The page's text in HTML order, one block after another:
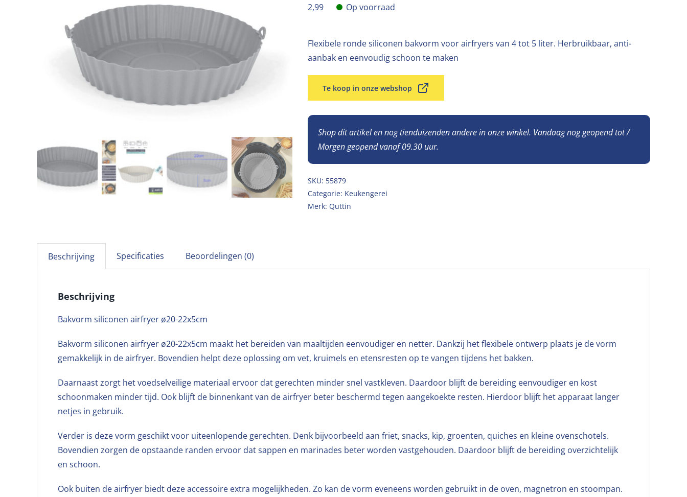
2,99 Op voorraad
Flexibele ronde siliconen bakvorm voor airfryers van 4 tot 5 liter. Herbruikbaar, anti-
aanbak en eenvoudig schoon te maken
Te koop in onze webshop
Shop dit artikel en nog tienduizenden andere in onze winkel. Vandaag nog geopend tot /
Morgen geopend vanaf 09.30 uur.
SKU: 55879
Categorie: Keukengerei
Merk: Quttin
Beschrijving Specificaties Beoordelingen (0)
Beschrijving
Bakvorm siliconen airfryer ø20-22x5cm
Bakvorm siliconen airfryer ø20-22x5cm maakt het bereiden van maaltijden eenvoudiger en netter. Dankzij het flexibele ontwerp plaats je de vorm
gemakkelijk in de airfryer. Bovendien helpt deze oplossing om vet, kruimels en etensresten op te vangen tijdens het bakken.
Daarnaast zorgt het voedselveilige materiaal ervoor dat gerechten minder snel vastkleven. Daardoor blijft de bereiding eenvoudiger en kost
schoonmaken minder tijd. Ook blijft de binnenkant van de airfryer beter beschermd tegen aangekoekte resten. Hierdoor blijft het apparaat langer
netjes in gebruik.
Verder is deze vorm geschikt voor uiteenlopende gerechten. Denk bijvoorbeeld aan friet, snacks, kip, groenten, quiches en kleine ovenschotels.
Bovendien zorgen de opstaande randen ervoor dat sappen en marinades beter worden vastgehouden. Daardoor blijft de bereiding overzichtelijk
en schoon.
Ook buiten de airfryer biedt deze accessoire extra mogelijkheden. Zo kan de vorm eveneens worden gebruikt in de oven, magnetron en stoompan.